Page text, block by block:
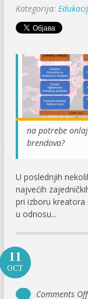
Kategorija:
na potrebe
brendova?
U poslednjih
najvećih
pri izboru kreatora
u odnosu...
11
OCT
Comments Off